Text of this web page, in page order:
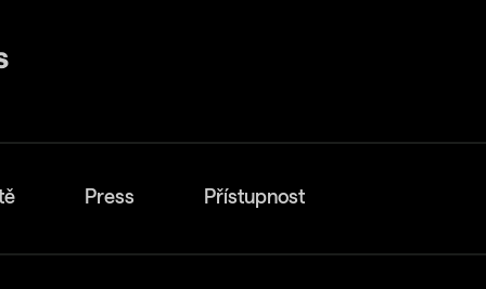
Press Přístupnost